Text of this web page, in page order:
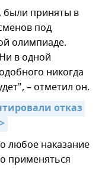
были приняты в
под
олимпиаде.
в одной
никогда
– отметил он.
отказ
любое наказание
применяться